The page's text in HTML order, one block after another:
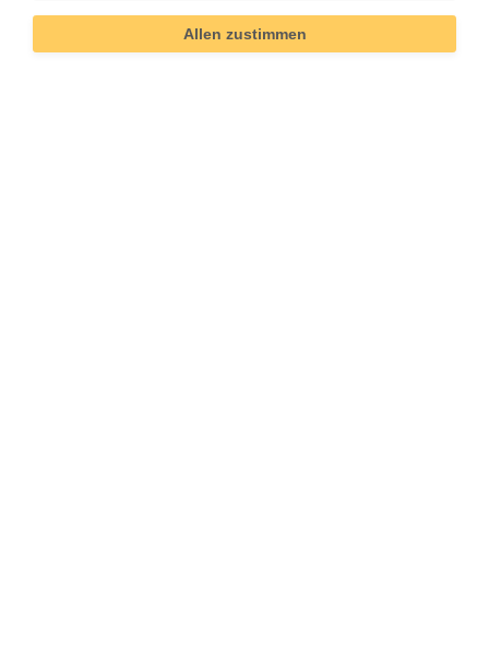
Allen zustimmen